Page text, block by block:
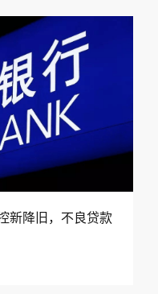
新降旧，不良贷款